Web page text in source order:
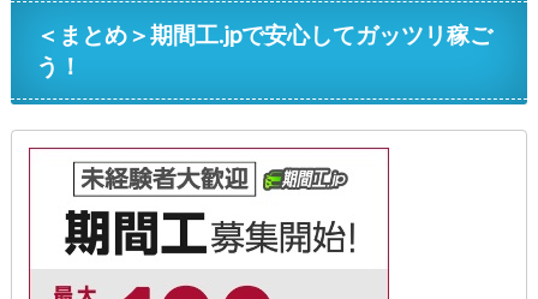
＜まとめ＞期間工.jpで安心してガッツリ稼ご
う！